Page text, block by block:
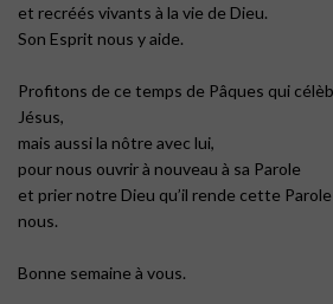
et recréés vivants à la vie de Dieu.
Son Esprit nous y aide.
Profitons de ce temps de Pâques qui
Jésus,
mais aussi la nôtre avec lui,
pour nous ouvrir à nouveau à sa Parole
et prier notre Dieu qu’il rende cette
nous.
Bonne semaine à vous.